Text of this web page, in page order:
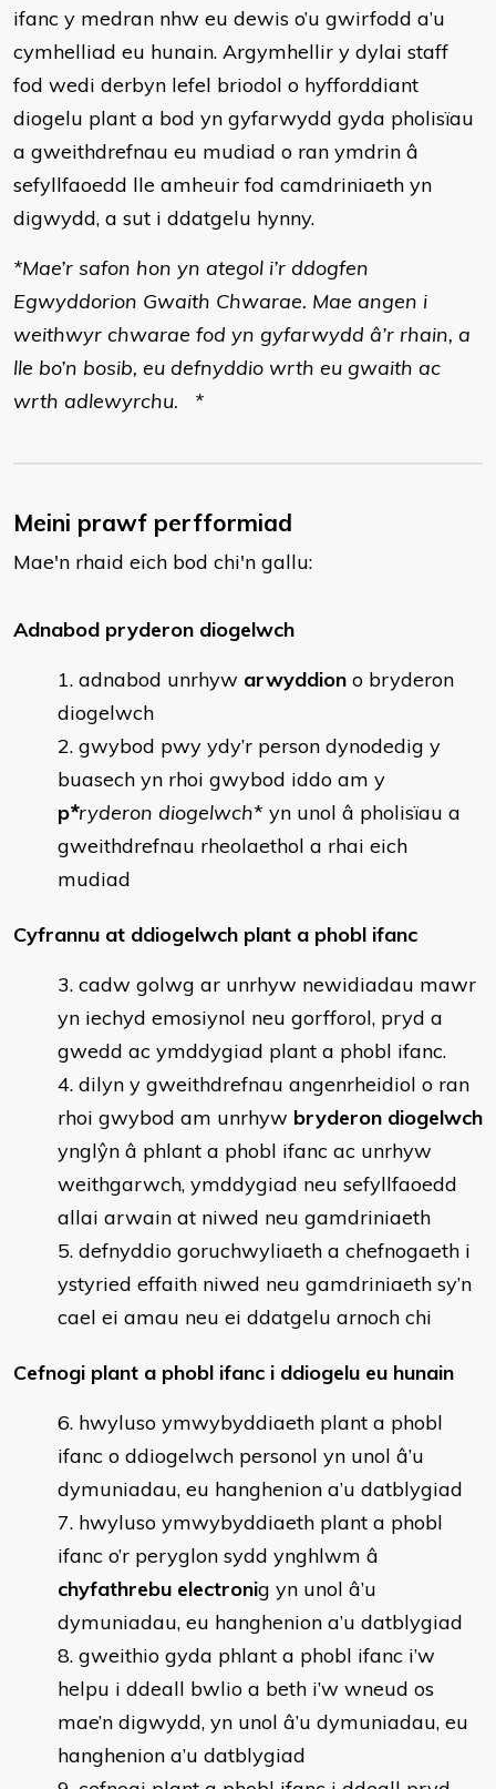
ifanc y medran nhw eu dewis o’u gwirfodd a’u
cymhelliad eu hunain. Argymhellir y dylai staff
fod wedi derbyn lefel briodol o hyfforddiant
diogelu plant a bod yn gyfarwydd gyda pholisïau
a gweithdrefnau eu mudiad o ran ymdrin â
sefyllfaoedd lle amheuir fod camdriniaeth yn
digwydd, a sut i ddatgelu hynny.
*Mae’r safon hon yn ategol i’r ddogfen
Egwyddorion Gwaith Chwarae. Mae angen i
weithwyr chwarae fod yn gyfarwydd â’r rhain, a
lle bo’n bosib, eu defnyddio wrth eu gwaith ac
wrth adlewyrchu. *
Meini prawf perfformiad
Mae'n rhaid eich bod chi'n gallu:
Adnabod pryderon diogelwch
adnabod unrhyw arwyddion o bryderon
diogelwch
gwybod pwy ydy’r person dynodedig y
buasech yn rhoi gwybod iddo am y
p*ryderon diogelwch* yn unol â pholisïau a
gweithdrefnau rheolaethol a rhai eich
mudiad
Cyfrannu at ddiogelwch plant a phobl ifanc
cadw golwg ar unrhyw newidiadau mawr
yn iechyd emosiynol neu gorfforol, pryd a
gwedd ac ymddygiad plant a phobl ifanc.
dilyn y gweithdrefnau angenrheidiol o ran
rhoi gwybod am unrhyw bryderon diogelwch
ynglŷn â phlant a phobl ifanc ac unrhyw
weithgarwch, ymddygiad neu sefyllfaoedd
allai arwain at niwed neu gamdriniaeth
defnyddio goruchwyliaeth a chefnogaeth i
ystyried effaith niwed neu gamdriniaeth sy’n
cael ei amau neu ei ddatgelu arnoch chi
Cefnogi plant a phobl ifanc i ddiogelu eu hunain
hwyluso ymwybyddiaeth plant a phobl
ifanc o ddiogelwch personol yn unol â’u
dymuniadau, eu hanghenion a’u datblygiad
hwyluso ymwybyddiaeth plant a phobl
ifanc o’r peryglon sydd ynghlwm â
chyfathrebu electronig yn unol â’u
dymuniadau, eu hanghenion a’u datblygiad
gweithio gyda phlant a phobl ifanc i’w
helpu i ddeall bwlio a beth i’w wneud os
mae’n digwydd, yn unol â’u dymuniadau, eu
hanghenion a’u datblygiad